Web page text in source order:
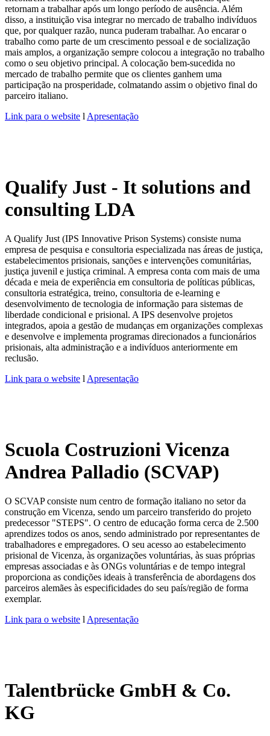
retornam a trabalhar após um longo período de ausência. Além
disso, a instituição visa integrar no mercado de trabalho indivíduos
que, por qualquer razão, nunca puderam trabalhar. Ao encarar o
trabalho como parte de um crescimento pessoal e de socialização
mais amplos, a organização sempre colocou a integração no trabalho
como o seu objetivo principal. A colocação bem-sucedida no
mercado de trabalho permite que os clientes ganhem uma
participação na prosperidade, colmatando assim o objetivo final do
parceiro italiano.
Link para o website l Apresentação
Qualify Just - It solutions and
consulting LDA
A Qualify Just (IPS Innovative Prison Systems) consiste numa
empresa de pesquisa e consultoria especializada nas áreas de justiça,
estabelecimentos prisionais, sanções e intervenções comunitárias,
justiça juvenil e justiça criminal. A empresa conta com mais de uma
década e meia de experiência em consultoria de políticas públicas,
consultoria estratégica, treino, consultoria de e-learning e
desenvolvimento de tecnologia de informação para sistemas de
liberdade condicional e prisional. A IPS desenvolve projetos
integrados, apoia a gestão de mudanças em organizações complexas
e desenvolve e implementa programas direcionados a funcionários
prisionais, alta administração e a indivíduos anteriormente em
reclusão.
Link para o website l Apresentação
Scuola Costruzioni Vicenza
Andrea Palladio (SCVAP)
O SCVAP consiste num centro de formação italiano no setor da
construção em Vicenza, sendo um parceiro transferido do projeto
predecessor "STEPS". O centro de educação forma cerca de 2.500
aprendizes todos os anos, sendo administrado por representantes de
trabalhadores e empregadores. O seu acesso ao estabelecimento
prisional de Vicenza, às organizações voluntárias, às suas próprias
empresas associadas e às ONGs voluntárias e de tempo integral
proporciona as condições ideais à transferência de abordagens dos
parceiros alemães às especificidades do seu país/região de forma
exemplar.
Link para o website l Apresentação
Talentbrücke GmbH & Co.
KG